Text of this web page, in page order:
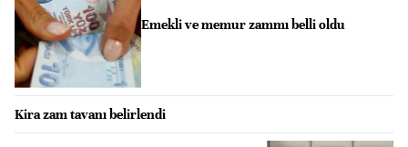
Emekli ve memur zammı belli oldu
Kira zam tavanı belirlendi